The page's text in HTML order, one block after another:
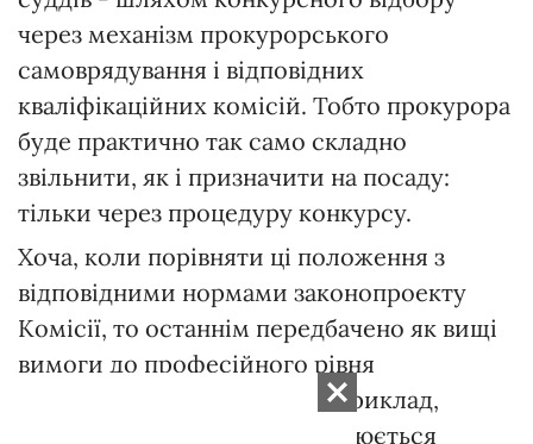
через механізм прокурорського
самоврядування і відповідних
кваліфікаційних комісій. Тобто прокурора
буде практично так само складно
звільнити, як і призначити на посаду:
тільки через процедуру конкурсу.
Хоча, коли порівняти ці положення з
відповідними нормами законопроекту
Комісії, то останнім передбачено як вищі
вимоги до професійного рівня
майбутнього прокурора (наприклад,
спеціальна підготовка здійснюється